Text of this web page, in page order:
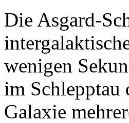
Die Asgard-
wenigen
im Schlepptau
Galaxie